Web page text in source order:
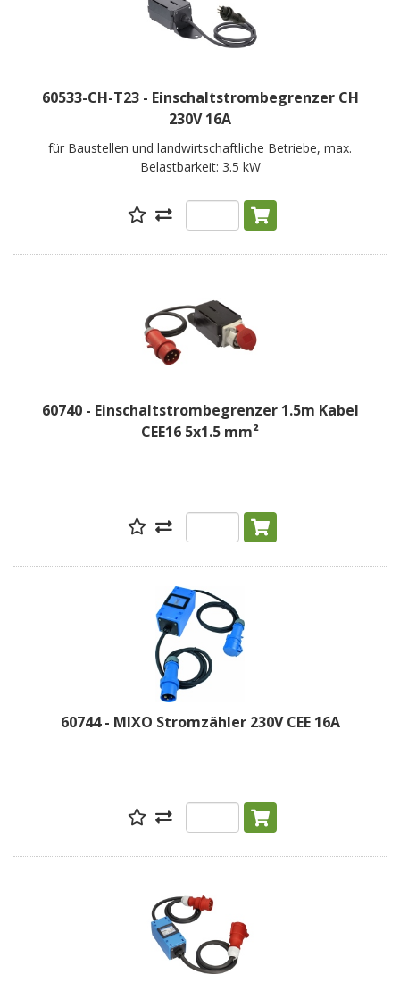
60533-CH-T23 - Einschaltstrombegrenzer CH
230V 16A
für Baustellen und landwirtschaftliche Betriebe, max.
Belastbarkeit: 3.5 kW
60740 - Einschaltstrombegrenzer 1.5m Kabel
CEE16 5x1.5 mm²
60744 - MIXO Stromzähler 230V CEE 16A